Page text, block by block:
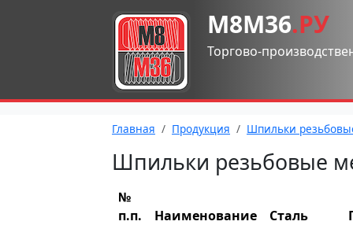
М8М36.РУ
Торгово-
Главная Продукция Шпильки
Шпильки резьбовые
№
п.п.
Наименование Сталь